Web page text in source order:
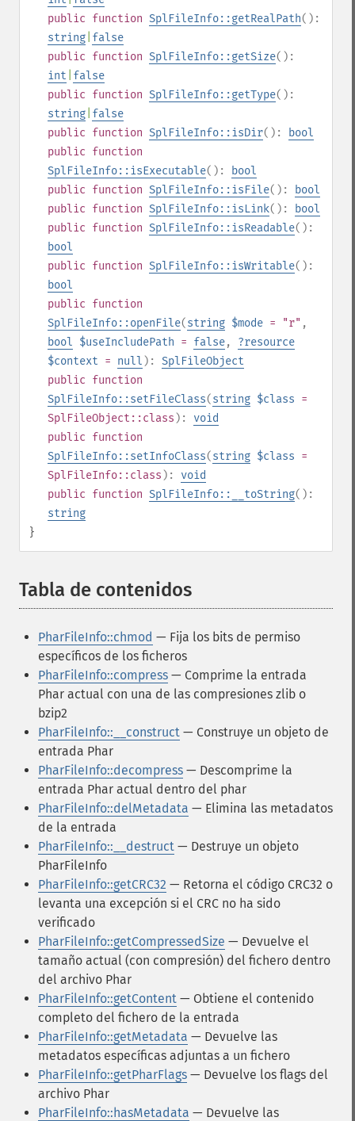
public function SplFileInfo::getRealPath():
string false
public function SplFileInfo::getSize():
int false
public function SplFileInfo::getType():
string false
public function SplFileInfo::isDir():
bool
public function
SplFileInfo::isExecutable():
bool
public function SplFileInfo::isFile():
bool
public function SplFileInfo::isLink():
bool
public function SplFileInfo::isReadable():
bool
public function SplFileInfo::isWritable():
bool
public function
SplFileInfo::openFile(string $mode = "r" ,
bool $useIncludePath = false, ?resource
$context = null ): SplFileObject
public function
SplFileInfo::setFileClass(string $class =
SplFileObject::class ): void
public function
SplFileInfo::setInfoClass(string $class =
SplFileInfo::class ): void
public function SplFileInfo::__toString():
string
}
Tabla de contenidos
PharFileInfo::chmod — Fija los bits de permiso
específicos de los ficheros
PharFileInfo::compress — Comprime la entrada
Phar actual con una de las compresiones zlib o
bzip2
PharFileInfo::__construct — Construye un objeto de
entrada Phar
PharFileInfo::decompress — Descomprime la
entrada Phar actual dentro del phar
PharFileInfo::delMetadata — Elimina las metadatos
de la entrada
PharFileInfo::__destruct — Destruye un objeto
PharFileInfo
PharFileInfo::getCRC32 — Retorna el código CRC32 o
levanta una excepción si el CRC no ha sido
verificado
PharFileInfo::getCompressedSize — Devuelve el
tamaño actual (con compresión) del fichero dentro
del archivo Phar
PharFileInfo::getContent — Obtiene el contenido
completo del fichero de la entrada
PharFileInfo::getMetadata — Devuelve las
metadatos específicas adjuntas a un fichero
PharFileInfo::getPharFlags — Devuelve los flags del
archivo Phar
PharFileInfo::hasMetadata — Devuelve las